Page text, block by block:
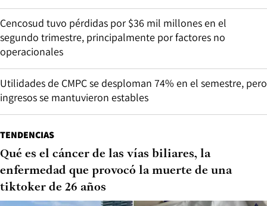
Cencosud tuvo pérdidas por $36 mil millones en el
segundo trimestre, principalmente por factores no
operacionales
Utilidades de CMPC se desploman 74% en el semestre, pero
ingresos se mantuvieron estables
TENDENCIAS
Qué es el cáncer de las vías biliares, la
enfermedad que provocó la muerte de una
tiktoker de 26 años